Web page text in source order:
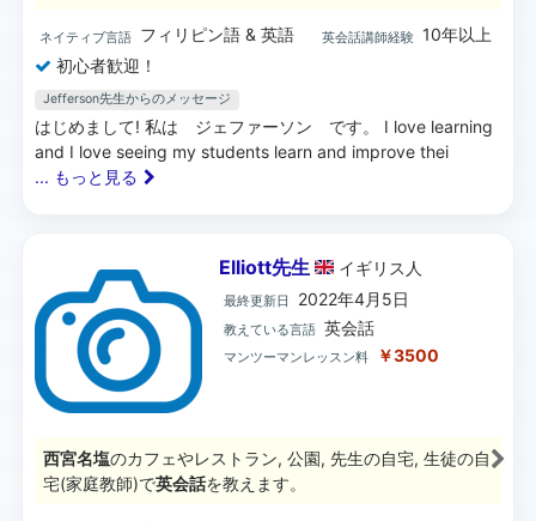
ネイティブ言語 フィリピン語 & 英語 英会話講師経験 10年以上
初心者歓迎！
Jefferson先生からのメッセージ
はじめまして! 私は ジェファーソン です。 I love learning
and I love seeing my students learn and improve thei
... もっと見る
Elliott先生 イギリス 人
最終更新日 2022年4月5日
教えている言語 英会話
マンツーマンレッスン料 ￥3500
西宮名塩のカフェやレストラン, 公園, 先生の自宅, 生徒の自
宅(家庭教師)で英会話を教えます。